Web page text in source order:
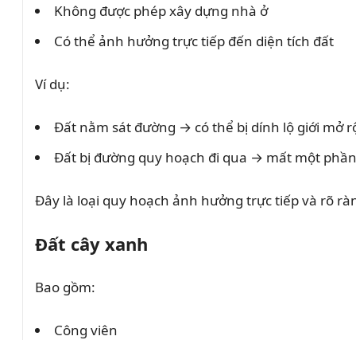
Không được phép xây dựng nhà ở
Có thể ảnh hưởng trực tiếp đến diện tích đất
Ví dụ:
Đất nằm sát đường → có thể bị dính lộ giới mở
Đất bị đường quy hoạch đi qua → mất một
Đây là loại quy hoạch ảnh hưởng trực tiếp và rõ
Đất cây xanh
Bao gồm:
Công viên